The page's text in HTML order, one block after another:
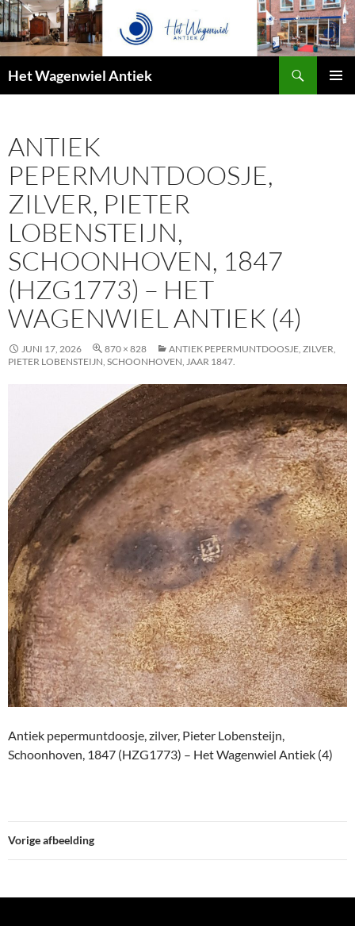
Het Wagenwiel Antiek
ANTIEK
PEPERMUNTDOOSJE,
ZILVER, PIETER
LOBENSTEIJN,
SCHOONHOVEN, 1847
(HZG1773) – HET
WAGENWIEL ANTIEK (4)
JUNI 17, 2026 870 × 828
ANTIEK PEPERMUNTDOOSJE, ZILVER,
PIETER LOBENSTEIJN, SCHOONHOVEN, JAAR 1847.
Antiek pepermuntdoosje, zilver, Pieter Lobensteijn,
Schoonhoven, 1847 (HZG1773) – Het Wagenwiel Antiek (4)
Vorige afbeelding